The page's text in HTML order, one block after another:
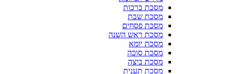
מסכת ברכות
מסכת שבת
מסכת פסחים
מסכת ראש השנה
מסכת יומא
מסכת סוכה
מסכת ביצה
מסכת תענית